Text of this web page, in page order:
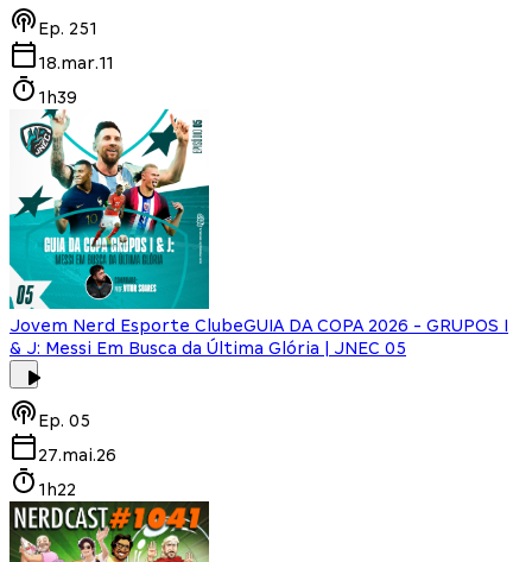
Ep. 251
18.mar.11
1h39
Jovem Nerd Esporte ClubeGUIA DA COPA 2026 - GRUPOS I
& J: Messi Em Busca da Última Glória | JNEC 05
Ep. 05
27.mai.26
1h22